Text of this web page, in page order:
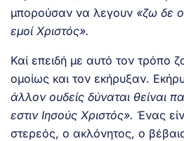
μπορούσαν να λεγουν «ζω δε
εμοί Χριστός».
Καί επειδή με αυτό τον τρόπο
ομοίως και τον εκήρυξαν.
άλλον ουδείς δύναται θείναι
εστιν Ιησούς Χριστός». Ένας
στερεός, ο ακλόνητος, ο